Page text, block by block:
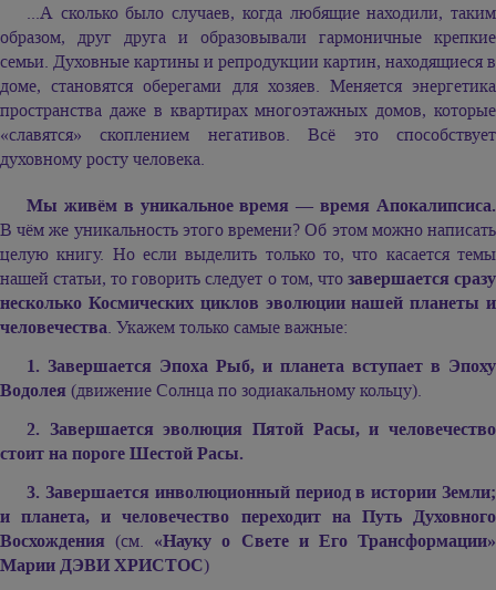
...А сколько было случаев, когда любящие находили, таким
образом, друг друга и образовывали гармоничные крепкие
семьи. Духовные картины и репродукции картин, находящиеся в
доме, становятся оберегами для хозяев. Меняется энергетика
пространства даже в квартирах многоэтажных домов, которые
«славятся» скоплением негативов. Всё это способствует
духовному росту человека.
Мы живём в уникальное время — время Апокалипсиса.
В чём же уникальность этого времени? Об этом можно написать
целую книгу. Но если выделить только то, что касается темы
нашей статьи, то говорить следует о том, чтозавершается сразу
несколько Космических циклов эволюции нашей планеты и
человечества. Укажем только самые важные:
1. Завершается Эпоха Рыб, и планета вступает в Эпоху
Водолея(движение Солнца по зодиакальному кольцу).
2. Завершается эволюция Пятой Расы, и человечество
стоит на пороге Шестой Расы.
3. Завершается инволюционный период в истории Земли;
и планета, и человечество переходит на Путь Духовного
Восхождения (см. «Науку о Свете и Его Трансформации»
Марии ДЭВИ ХРИСТОС)